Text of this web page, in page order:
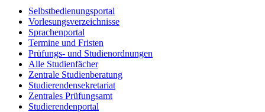
Selbstbedienungsportal
Vorlesungsverzeichnisse
Sprachenportal
Termine und Fristen
Prüfungs- und Studienordnungen
Alle Studienfächer
Zentrale Studienberatung
Studierendensekretariat
Zentrales Prüfungsamt
Studierendenportal